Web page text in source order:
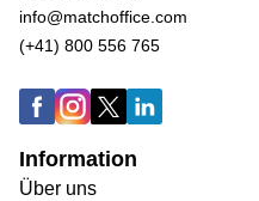
info@matchoffice.com
(+41) 800 556 765
Information
Über uns